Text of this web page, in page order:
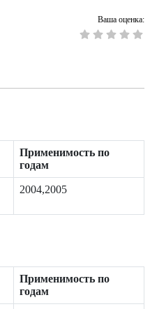
Ваша оценка:
Применимость по
годам
2004,2005
Применимость по
годам